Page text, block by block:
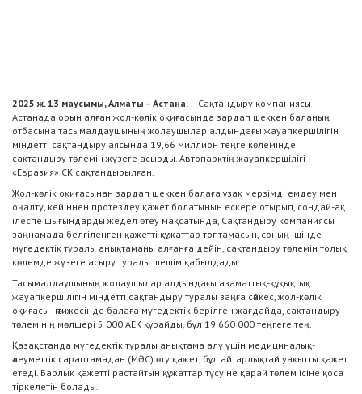
2025 ж. 13 маусымы, Алматы – Астана. – Сақтандыру компаниясы
Астанада орын алған жол-көлік оқиғасында зардап шеккен баланың
отбасына тасымалдаушының жолаушылар алдындағы жауапкершілігін
міндетті сақтандыру аясында 19,66 миллион теңге көлемінде
сақтандыру төлемін жүзеге асырды. Автопарктің жауапкершілігі
«Евразия» СК сақтандырылған.
Жол-көлік оқиғасынан зардап шеккен балаға ұзақ мерзімді емдеу мен
оңалту, кейіннен протездеу қажет болатынын ескере отырып, сондай-ақ
ілеспе шығындарды жедел өтеу мақсатында, Сақтандыру компаниясы
заңнамада белгіленген қажетті құжаттар топтамасын, соның ішінде
мүгедектік туралы анықтаманы алғанға дейін, сақтандыру төлемін толық
көлемде жүзеге асыру туралы шешім қабылдады.
Тасымалдаушының жолаушылар алдындағы азаматтық-құқықтық
жауапкершілігін міндетті сақтандыру туралы заңға сәйкес, жол-көлік
оқиғасы нәтижесінде балаға мүгедектік берілген жағдайда, сақтандыру
төлемінің мөлшері 5 000 АЕК құрайды, бұл 19 660 000 теңгеге тең.
Қазақстанда мүгедектік туралы анықтама алу үшін медициналық-
әлеуметтік сараптамадан (МӘС) өту қажет, бұл айтарлықтай уақытты қажет
етеді. Барлық қажетті растайтын құжаттар түсуіне қарай төлем ісіне қоса
тіркелетін болады.